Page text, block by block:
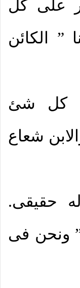
على كل
” الكائن
كل شئ
والابن شعاع
حقيقى.
” ونحن فى